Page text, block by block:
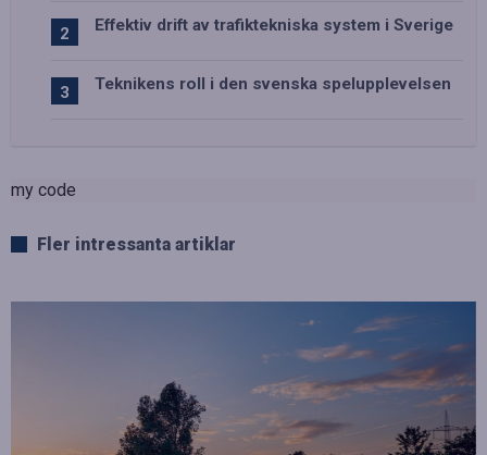
Effektiv drift av trafiktekniska system i Sverige
Teknikens roll i den svenska spelupplevelsen
my code
Fler intressanta artiklar